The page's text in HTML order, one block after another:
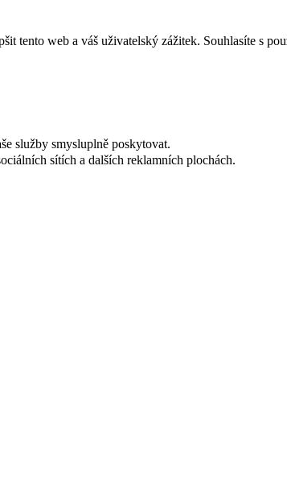
tento web a váš uživatelský zážitek. Souhlasíte s
služby smysluplně poskytovat.
sítích a dalších reklamních plochách.